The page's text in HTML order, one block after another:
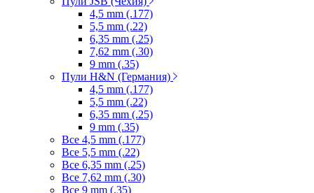
4,5 mm (.177)
5,5 mm (.22)
6,35 mm (.25)
7,62 mm (.30)
9 mm (.35)
Пули H&N (Германия)
4,5 mm (.177)
5,5 mm (.22)
6,35 mm (.25)
9 mm (.35)
Все 4,5 mm (.177)
Все 5,5 mm (.22)
Все 6,35 mm (.25)
Все 7,62 mm (.30)
Все 9 mm (.35)